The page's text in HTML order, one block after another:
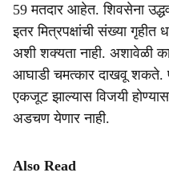
59 मतदार आहेत. शिवसेना
इतर मित्रपक्षांची संख्या
अशी शक्यता नाही. अशावेळी
आघाडी चमत्कार दाखवू शकते.
एकजूट झाल्यास विजयी
अडचण येणार नाही.
Also Read